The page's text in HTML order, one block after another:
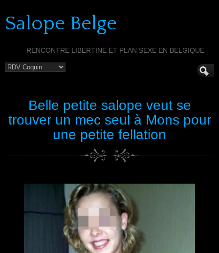
Salope Belge
RENCONTRE LIBERTINE ET PLAN SEXE EN BELGIQUE
Belle petite salope veut se
trouver un mec seul à Mons pour
une petite fellation